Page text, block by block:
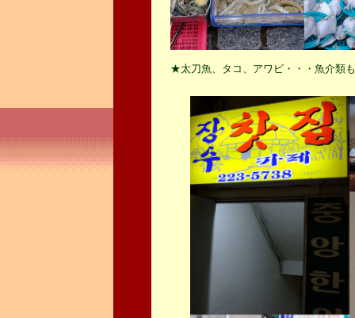
★太刀魚、タコ、アワビ・・・魚介類